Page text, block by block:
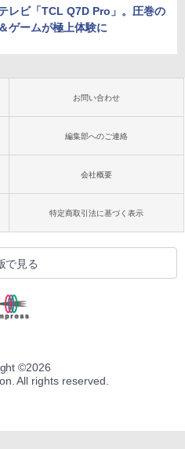
レビ「TCL Q7D Pro」。圧巻の
ゲームが極上体験に
お問い合わせ
編集部へのご連絡
会社概要
特定商取引法に基づく表示
で見る
©2026
All rights reserved.